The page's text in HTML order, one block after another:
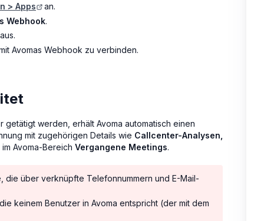
> Apps
an.
Webhook.
Avomas Webhook zu verbinden.
werden, erhält Avoma automatisch einen
mit zugehörigen Details wie Callcenter-Analysen,
Avoma-Bereich Vergangene Meetings.
über verknüpfte Telefonnummern und E-Mail-
keinem Benutzer in Avoma entspricht (der mit dem